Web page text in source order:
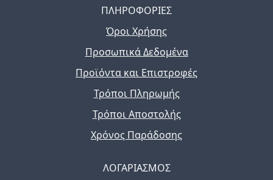
ΠΛΗΡΟΦΟΡΙΕΣ
Όροι Χρήσης
Προσωπικά Δεδομένα
Προϊόντα και Επιστροφές
Τρόποι Πληρωμής
Τρόποι Αποστολής
Χρόνος Παράδοσης
ΛΟΓΑΡΙΑΣΜΟΣ